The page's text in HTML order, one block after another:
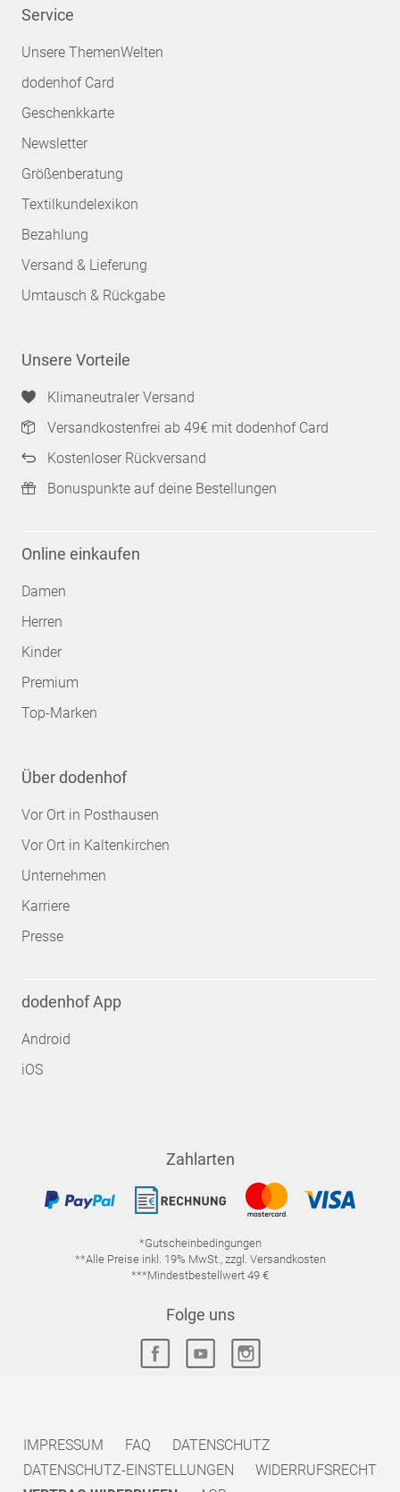
Service
Unsere ThemenWelten
dodenhof Card
Geschenkkarte
Newsletter
Größenberatung
Textilkundelexikon
Bezahlung
Versand & Lieferung
Umtausch & Rückgabe
Unsere Vorteile
Klimaneutraler Versand
Versandkostenfrei ab 49€ mit dodenhof Card
Kostenloser Rückversand
Bonuspunkte auf deine Bestellungen
Online einkaufen
Damen
Herren
Kinder
Premium
Top-Marken
Über dodenhof
Vor Ort in Posthausen
Vor Ort in Kaltenkirchen
Unternehmen
Karriere
Presse
dodenhof App
Android
iOS
Zahlarten
*Gutscheinbedingungen
**Alle Preise inkl. 19% MwSt., zzgl. Versandkosten
***Mindestbestellwert 49 €
Folge uns
IMPRESSUM FAQ
DATENSCHUTZ
DATENSCHUTZ-EINSTELLUNGEN
WIDERRUFSRECHT